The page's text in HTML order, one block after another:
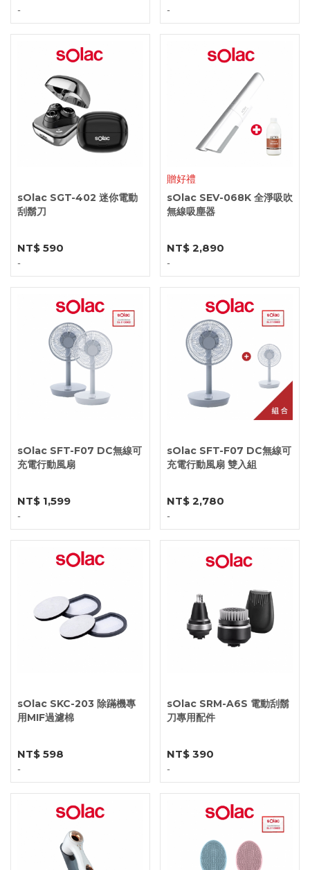
- -
sOlac SGT-402 迷你電動
刮鬍刀
NT$ 590
-
贈好禮
sOlac SEV-068K 全淨吸吹
無線吸塵器
NT$ 2,890
-
sOlac SFT-F07 DC無線可
充電行動風扇
NT$ 1,599
-
sOlac SFT-F07 DC無線可
充電行動風扇 雙入組
NT$ 2,780
-
sOlac SKC-203 除蹣機專
用MIF過濾棉
NT$ 598
-
sOlac SRM-A6S 電動刮鬍
刀專用配件
NT$ 390
-